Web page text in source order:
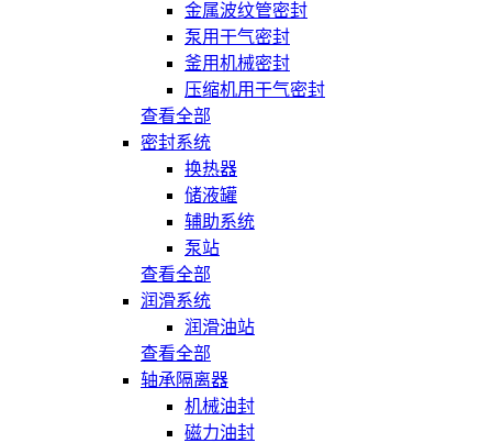
金属波纹管密封
泵用干气密封
釜用机械密封
压缩机用干气密封
查看全部
密封系统
换热器
储液罐
辅助系统
泵站
查看全部
润滑系统
润滑油站
查看全部
轴承隔离器
机械油封
磁力油封